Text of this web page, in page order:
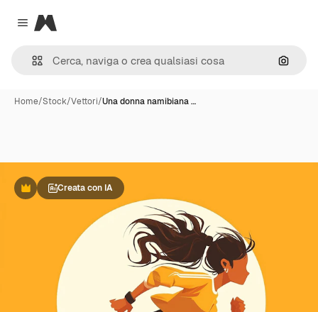
Close menu
Magnific
Cerca
Home/Stock/Vettori/Una donna namibiana …
PremiumCreata con IA